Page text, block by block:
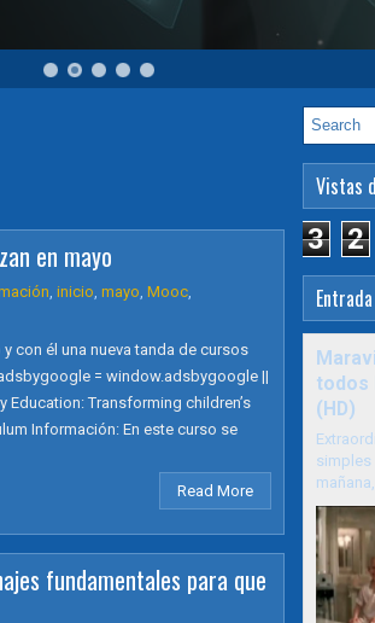
en mayo
, inicio, mayo, Mooc,
con él una nueva tanda de cursos
= window.adsbygoogle ||
Education: Transforming children’s
Información: En este curso se
Read More
fundamentales para que
Vistas
3 2
todos
(HD)
simples